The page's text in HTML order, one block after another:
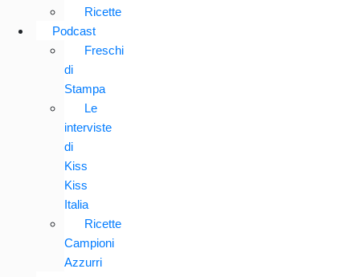
Ricette
Podcast
Freschi
di
Stampa
Le
interviste
di
Kiss
Kiss
Italia
Ricette
Campioni
Azzurri